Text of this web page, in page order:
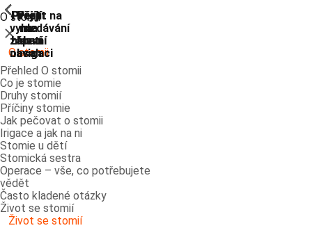
Přejít na
vyhledávání
Přejít
na
hlavní
navigaci
Přejít
na
hlavní
navigaci
Přejít
na
hlavní
obsah
Přejít
na
zápatí
O stomii
ShowPrevious
Zavřít
O stomii
Přehled O stomii
Co je stomie
Druhy stomií
Příčiny stomie
Jak pečovat o stomii
Irigace a jak na ni
Stomie u dětí
Stomická sestra
Operace – vše, co potřebujete
vědět
Často kladené otázky
Život se stomií
ShowPrevious
Život se stomií
ShowPrevious
ShowPrevious
ShowPrevious
ShowPrevious
ShowPrevious
ShowPrevious